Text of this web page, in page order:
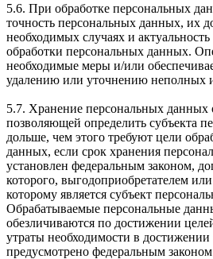
5.6. При обработке персональных
точность персональных данных, их
необходимых случаях и
обработки персональных данных.
необходимые меры и/или
удалению или уточнению неполных
5.7. Хранение персональных данных
позволяющей определить субъекта
дольше, чем этого требуют цели
данных, если срок хранения
установлен федеральным законом,
которого, выгодоприобретателем
которому является субъект
Обрабатываемые персональные
обезличиваются по достижении
утраты необходимости в
предусмотрено федеральным